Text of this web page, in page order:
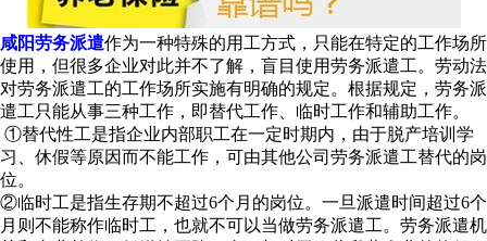
咸阳劳务派遣作为一种特殊的用工方式，只能在特定的工作场所
使用，但很多企业对此并不了解，盲目使用劳务派遣工。劳动法
对劳务派遣工的工作场所实施有明确的规定。根据规定，劳务派
遣工只能从事三种工作，即替代工作、临时工作和辅助工作。
①替代性工是指企业内部职工在一定时期内，由于脱产培训学
习、休假等原因而不能工作，可由其他公司劳务派遣工替代的岗
位。
②临时工是指生存期不超过6个月的岗位。一旦派遣时间超过6个
月则不能称作临时工，也就不可以当做劳务派遣工。劳务派遣机